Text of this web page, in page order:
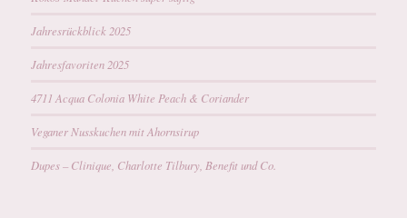
Jahresrückblick 2025
Jahresfavoriten 2025
4711 Acqua Colonia White Peach & Coriander
Veganer Nusskuchen mit Ahornsirup
Dupes – Clinique, Charlotte Tilbury, Benefit und Co.